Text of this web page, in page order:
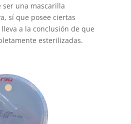
una mascarilla
sí que posee ciertas
a la conclusión de que
esterilizadas.